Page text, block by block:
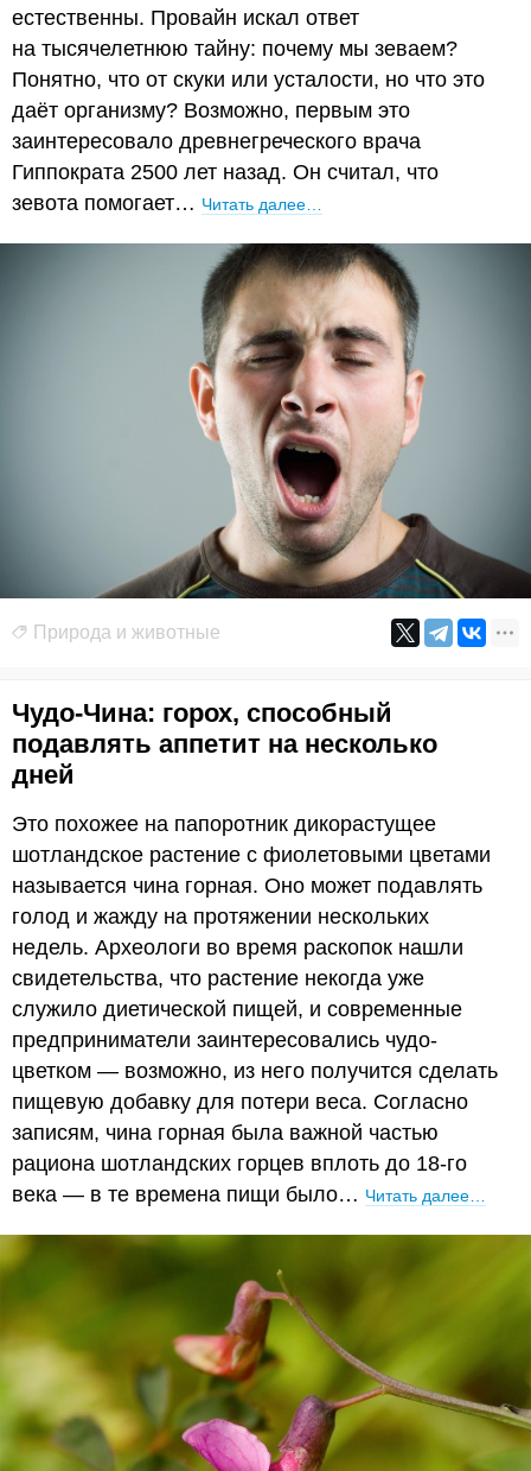
естественны. Провайн искал ответ
на тысячелетнюю тайну: почему мы зеваем?
Понятно, что от скуки или усталости, но что это
даёт организму? Возможно, первым это
заинтересовало древнегреческого врача
Гиппократа 2500 лет назад. Он считал, что
зевота помогает… Читать далее…
Природа и животные
Чудо-Чина: горох, способный
подавлять аппетит на несколько
дней
Это похожее на папоротник дикорастущее
шотландское растение с фиолетовыми цветами
называется чина горная. Оно может подавлять
голод и жажду на протяжении нескольких
недель. Археологи во время раскопок нашли
свидетельства, что растение некогда уже
служило диетической пищей, и современные
предприниматели заинтересовались чудо-
цветком — возможно, из него получится сделать
пищевую добавку для потери веса. Согласно
записям, чина горная была важной частью
рациона шотландских горцев вплоть до 18-го
века — в те времена пищи было… Читать далее…